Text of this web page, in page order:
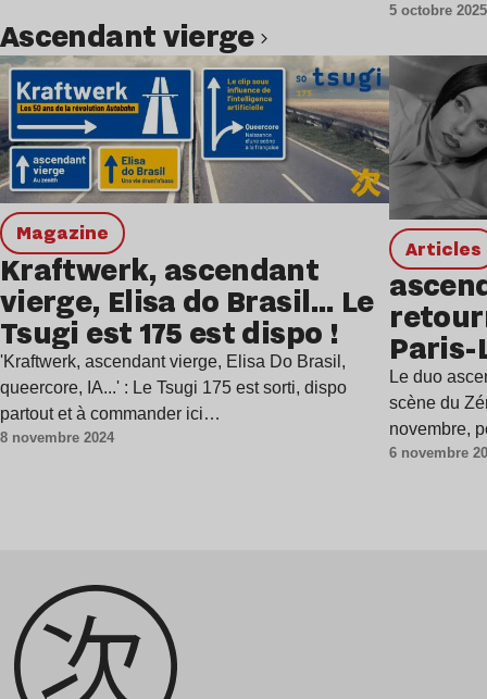
avec une
5 octobre 2025
ascendant vierge
magazine
Kraftwerk, ascendant
vierge, Elisa do Brasil… Le
Tsugi est 175 est dispo !
'Kraftwerk, ascendant vierge, Elisa Do Brasil,
queercore, IA...' : Le Tsugi 175 est sorti, dispo
partout et à commander ici…
8 novembre 2024
Articles
Le duo
scène du
novembre,
6 novembre
Lire l’article